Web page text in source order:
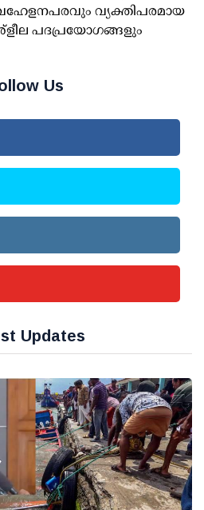
വ്യക്തിപരമായ
പദപ്രയോഗങ്ങളും
Us
Updates